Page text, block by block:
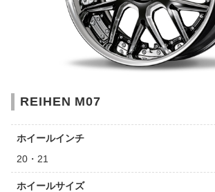
REIHEN M07
ホイールインチ
20・21
ホイールサイズ